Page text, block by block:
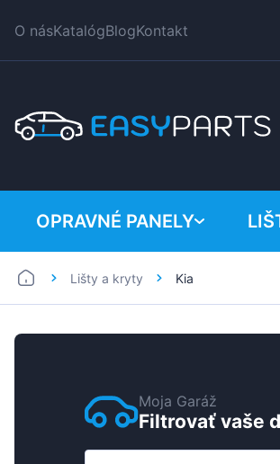
O násKatalógBlogKontakt
OPRAVNÉ PANELY
Dodávky
Lišty a kryty Kia
Moja Garáž
Filtrovať vaše